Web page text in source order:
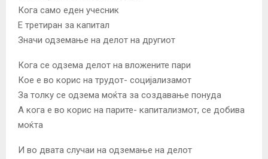
Кога само еден учесник
Е третиран за капитал
Значи одземање на делот на другиот
Кога се одзема делот на вложените пари
Кое е во корис на трудот- социјализамот
За толку се одзема моќта за создавање понуда
А кога е во корис на парите- капитализмот, се добива
моќта
И во двата случаи на одземање на делот